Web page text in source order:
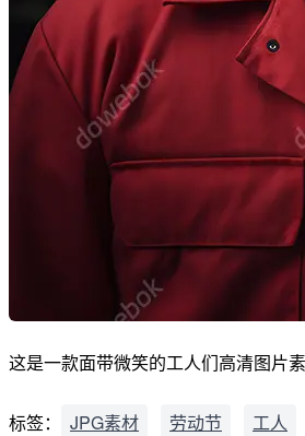
这是一款面带微笑的工人们高清图片
标签： JPG素材 劳动节 工人